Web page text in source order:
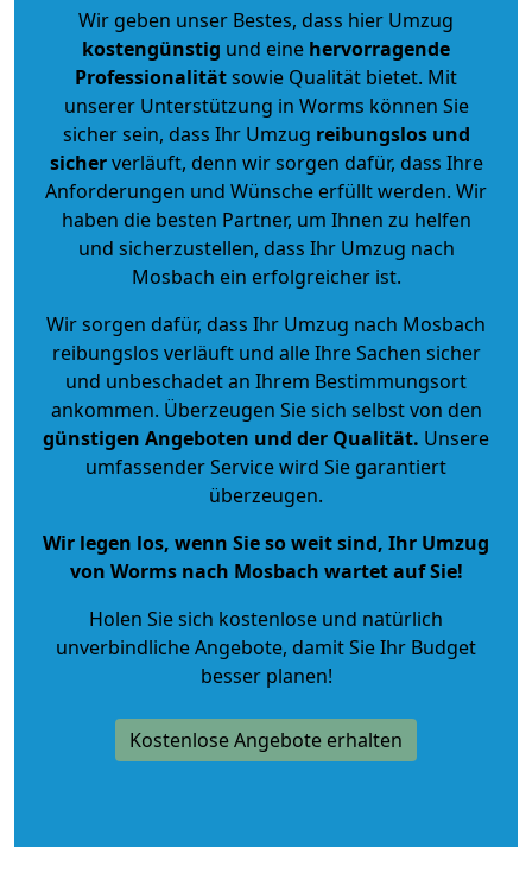
Wir geben unser Bestes, dass hier Umzug
kostengünstig und eine hervorragende
Professionalitätsowie Qualität bietet. Mit
unserer Unterstützung in Worms können Sie
sicher sein, dass Ihr Umzug reibungslos und
sicherverläuft, denn wir sorgen dafür, dass Ihre
Anforderungen und Wünsche erfüllt werden. Wir
haben die besten Partner, um Ihnen zu helfen
und sicherzustellen, dass Ihr Umzug nach
Mosbach ein erfolgreicher ist.
Wir sorgen dafür, dass Ihr Umzug nach Mosbach
reibungslos verläuft und alle Ihre Sachen sicher
und unbeschadet an Ihrem Bestimmungsort
ankommen. Überzeugen Sie sich selbst von den
günstigen Angeboten und der Qualität. Unsere
umfassender Service wird Sie garantiert
überzeugen.
Wir legen los, wenn Sie so weit sind, Ihr Umzug
von Worms nach Mosbach wartet auf Sie!
Holen Sie sich kostenlose und natürlich
unverbindliche Angebote, damit Sie Ihr Budget
besser planen!
Kostenlose Angebote erhalten